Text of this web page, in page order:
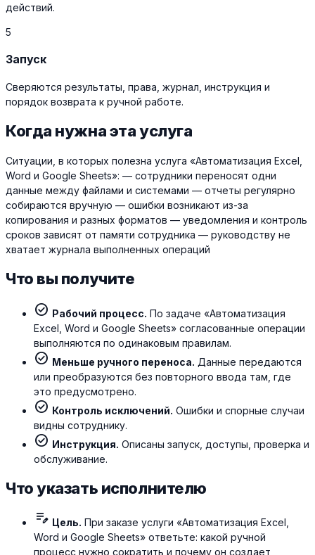
действий.
5
Запуск
Сверяются результаты, права, журнал, инструкция и
порядок возврата к ручной работе.
Когда нужна эта услуга
Ситуации, в которых полезна услуга «Автоматизация Excel,
Word и Google Sheets»: — сотрудники переносят одни
данные между файлами и системами — отчеты регулярно
собираются вручную — ошибки возникают из-за
копирования и разных форматов — уведомления и контроль
сроков зависят от памяти сотрудника — руководству не
хватает журнала выполненных операций
Что вы получите
check_circle Рабочий процесс. По задаче «Автоматизация
Excel, Word и Google Sheets» согласованные операции
выполняются по одинаковым правилам.
check_circle Меньше ручного переноса. Данные передаются
или преобразуются без повторного ввода там, где
это предусмотрено.
check_circle Контроль исключений. Ошибки и спорные случаи
видны сотруднику.
check_circle Инструкция. Описаны запуск, доступы, проверка и
обслуживание.
Что указать исполнителю
edit_note Цель. При заказе услуги «Автоматизация Excel,
Word и Google Sheets» ответьте: какой ручной
процесс нужно сократить и почему он создает